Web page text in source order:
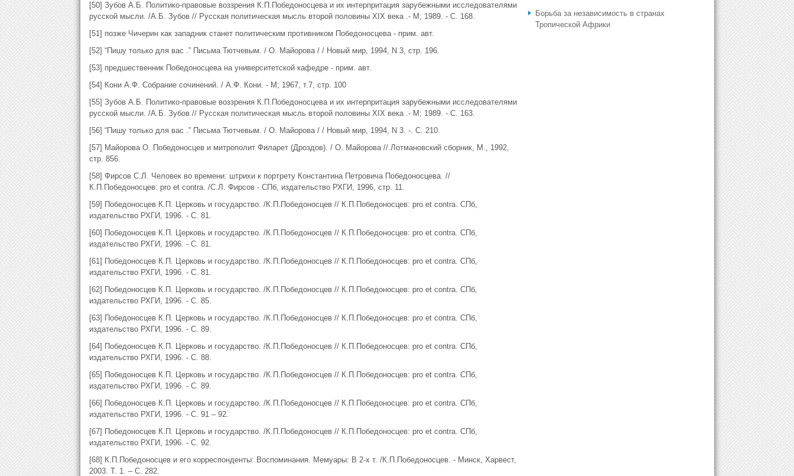
[50] Зубов А.Б. Политико-правовые воззрения К.П.Победоносцева и их интерпритация зарубежными исследователями
русской мысли. /А.Б. Зубов // Русская политическая мысль второй половины XIX века .- М; 1989. - С. 168.
[51] позже Чичерин как западник станет политическим противником Победоносцева - прим. авт.
[52] “Пишу только для вас .” Письма Тютчевым. / О. Майорова / / Новый мир, 1994, N 3, стр. 196.
[53] предшественник Победоносцева на университетской кафедре - прим. авт.
[54] Кони А.Ф. Собрание сочинений. / А.Ф. Кони. - М; 1967, т.7, стр. 100
[55] Зубов А.Б. Политико-правовые воззрения К.П.Победоносцева и их интерпритация зарубежными исследователями
русской мысли. /А.Б. Зубов // Русская политическая мысль второй половины XIX века .- М; 1989. - С. 163.
[56] “Пишу только для вас .” Письма Тютчевым. / О. Майорова / / Новый мир, 1994, N 3. -. С. 210.
[57] Майорова О. Победоносцев и митрополит Филарет (Дроздов). / О. Майорова // Лотмановский сборник, М., 1992,
стр. 856.
[58] Фирсов С.Л. Человек во времени: штрихи к портрету Константина Петровича Победоносцева. //
К.П.Победоносцев: pro et contra. /С.Л. Фирсов - СПб, издательство РХГИ, 1996, стр. 11.
[59] Победоносцев К.П. Церковь и государство. /К.П.Победоносцев // К.П.Победоносцев: pro et contra. СПб,
издательство РХГИ, 1996. - С. 81.
[60] Победоносцев К.П. Церковь и государство. /К.П.Победоносцев // К.П.Победоносцев: pro et contra. СПб,
издательство РХГИ, 1996. - С. 81.
[61] Победоносцев К.П. Церковь и государство. /К.П.Победоносцев // К.П.Победоносцев: pro et contra. СПб,
издательство РХГИ, 1996. - С. 81.
[62] Победоносцев К.П. Церковь и государство. /К.П.Победоносцев // К.П.Победоносцев: pro et contra. СПб,
издательство РХГИ, 1996. - С. 85.
[63] Победоносцев К.П. Церковь и государство. /К.П.Победоносцев // К.П.Победоносцев: pro et contra. СПб,
издательство РХГИ, 1996. - С. 89.
[64] Победоносцев К.П. Церковь и государство. /К.П.Победоносцев // К.П.Победоносцев: pro et contra. СПб,
издательство РХГИ, 1996. - С. 88.
[65] Победоносцев К.П. Церковь и государство. /К.П.Победоносцев // К.П.Победоносцев: pro et contra. СПб,
издательство РХГИ, 1996. - С. 89.
[66] Победоносцев К.П. Церковь и государство. /К.П.Победоносцев // К.П.Победоносцев: pro et contra. СПб,
издательство РХГИ, 1996. - С. 91 – 92.
[67] Победоносцев К.П. Церковь и государство. /К.П.Победоносцев // К.П.Победоносцев: pro et contra. СПб,
издательство РХГИ, 1996. - С. 92.
[68] К.П.Победоносцев и его корреспонденты: Воспоминания. Мемуары: В 2-х т. /К.П.Победоносцев. - Минск, Харвест,
2003. Т. 1. – С. 282.
Борьба за независимость в странах
Тропической Африки